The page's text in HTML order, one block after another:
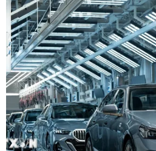
"Hoa Hồng"
06/08/2026 15:04
Bãi bỏ một số văn bản quy
pháp luật không còn phù hợp
06/08/2026 09:59